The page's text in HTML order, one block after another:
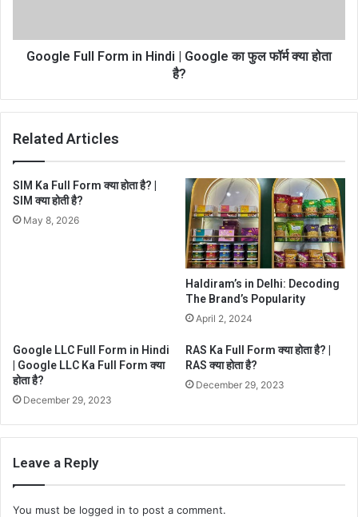
Google Full Form in Hindi | Google का फुल फॉर्म क्या होता
है?
Related Articles
SIM Ka Full Form क्या होता है? |
SIM क्या होती है?
May 8, 2026
Haldiram’s in Delhi: Decoding
The Brand’s Popularity
April 2, 2024
Google LLC Full Form in Hindi
| Google LLC Ka Full Form क्या
होता है?
December 29, 2023
RAS Ka Full Form क्या होता है? |
RAS क्या होता है?
December 29, 2023
Leave a Reply
You must be logged in to post a comment.